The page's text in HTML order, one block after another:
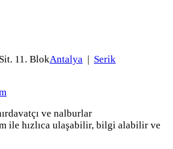
11. BlokAntalya | Serik
ve nalburlar
ile hızlıca ulaşabilir, bilgi alabilir ve